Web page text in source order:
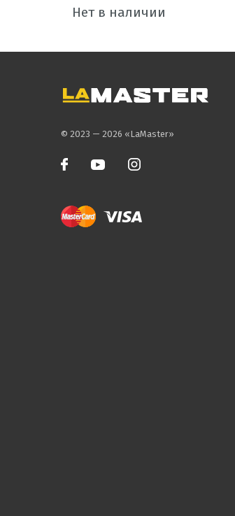
Нет в наличии
© 2023 — 2026 «LaMaster»